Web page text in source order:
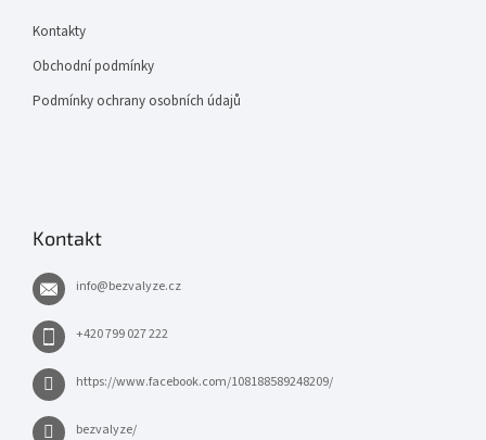
Kontakty
Obchodní podmínky
Podmínky ochrany osobních údajů
Kontakt
info@bezvalyze.cz
+420 799 027 222
https://www.facebook.com/108188589248209/
bezvalyze/